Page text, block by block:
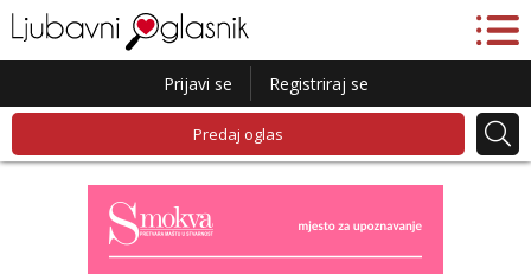
Prijavi se Registriraj se
Predaj oglas